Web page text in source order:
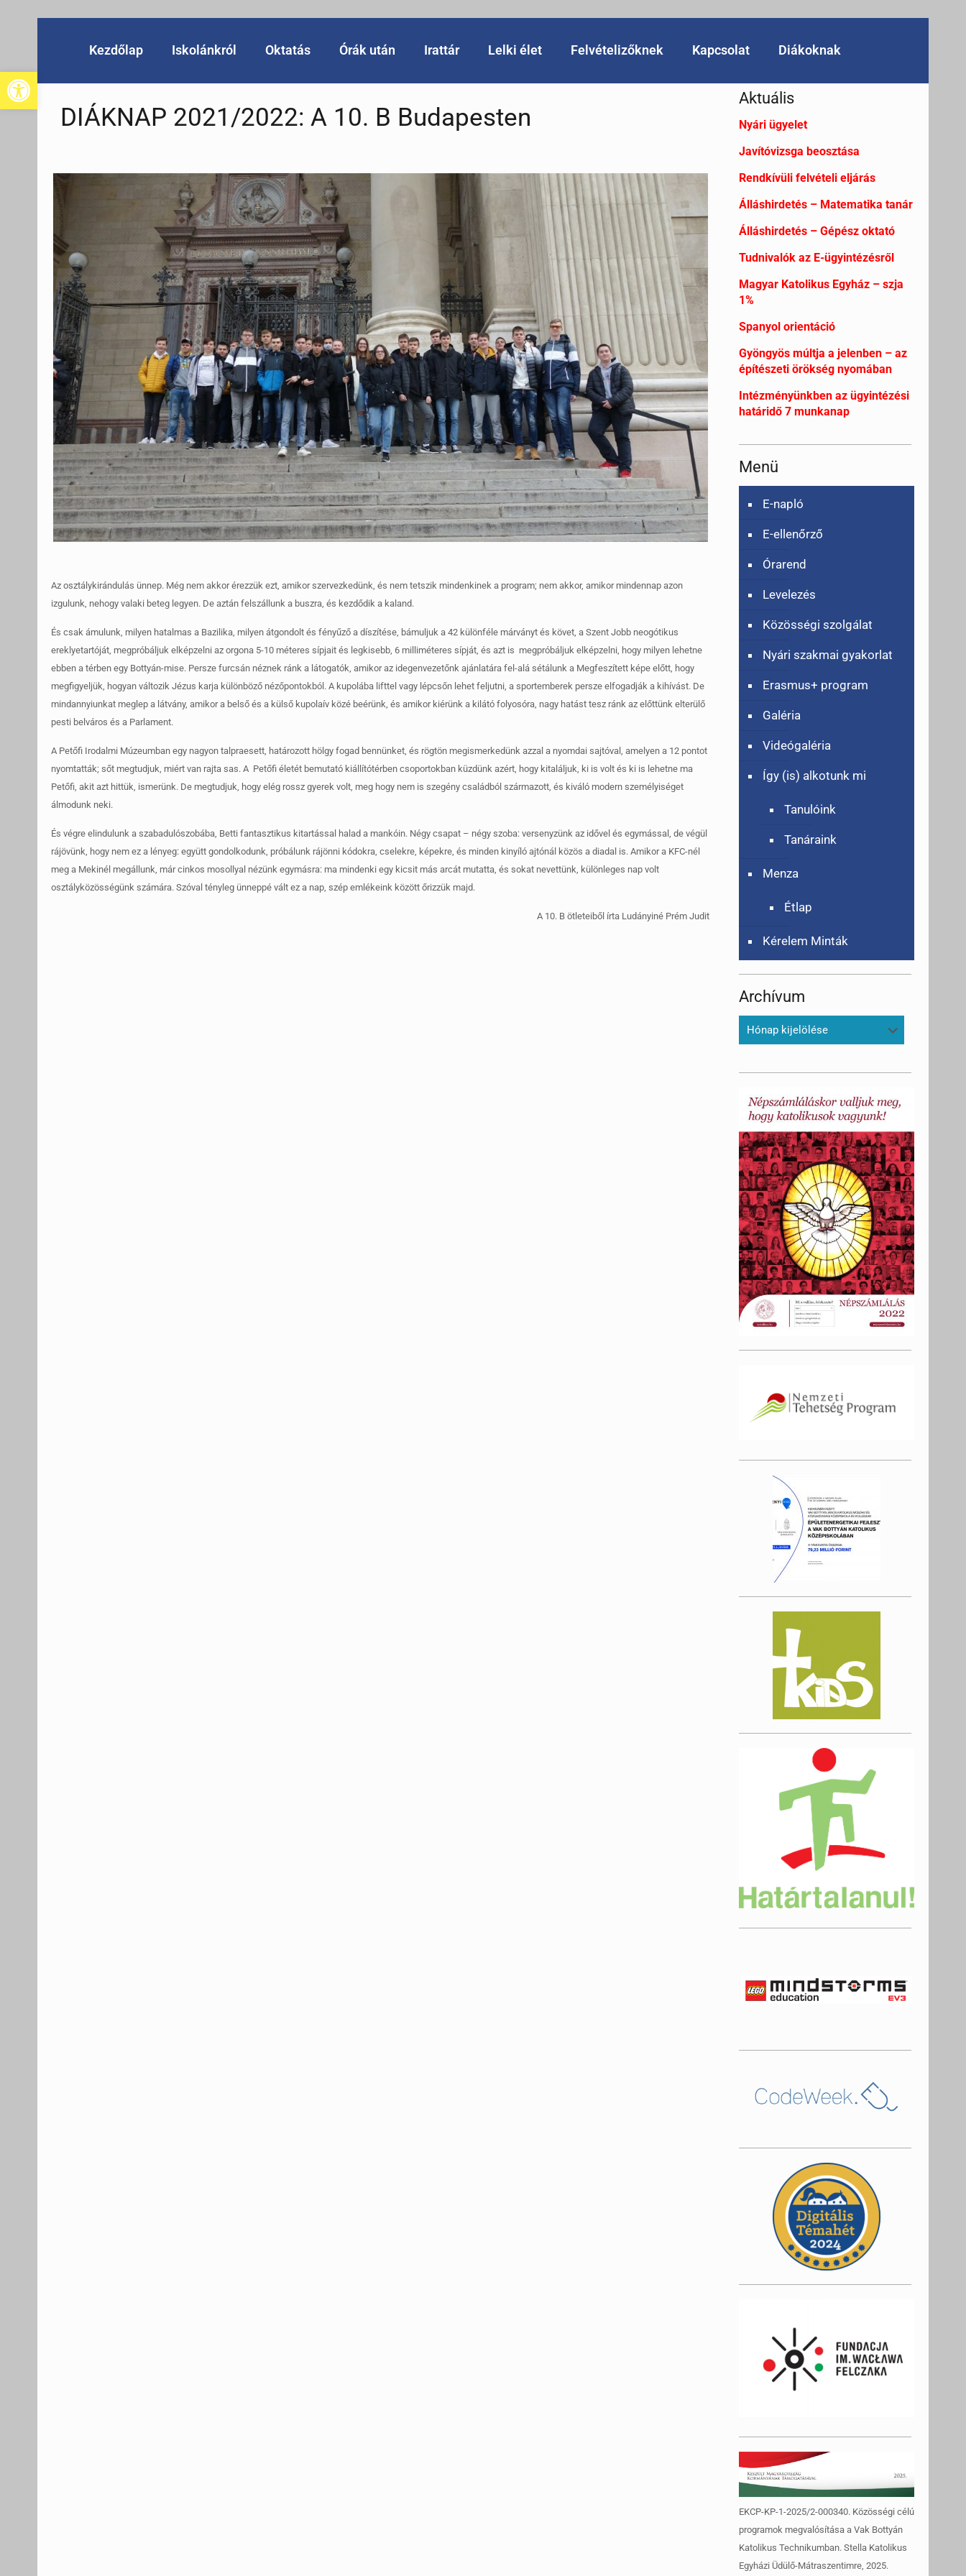
Eszköztár megnyitása
Kezdőlap Iskolánkról Oktatás Órák után Irattár Lelki élet Felvételizőknek Kapcsolat Diákoknak
DIÁKNAP 2021/2022: A 10. B Budapesten
Az osztálykirándulás ünnep. Még nem akkor érezzük ezt, amikor szervezkedünk, és nem tetszik mindenkinek a program; nem akkor, amikor mindennap azon
izgulunk, nehogy valaki beteg legyen. De aztán felszállunk a buszra, és kezdődik a kaland.
És csak ámulunk, milyen hatalmas a Bazilika, milyen átgondolt és fényűző a díszítése, bámuljuk a 42 különféle márványt és követ, a Szent Jobb neogótikus
ereklyetartóját, megpróbáljuk elképzelni az orgona 5-10 méteres sípjait és legkisebb, 6 milliméteres sípját, és azt is megpróbáljuk elképzelni, hogy milyen lehetne
ebben a térben egy Bottyán-mise. Persze furcsán néznek ránk a látogatók, amikor az idegenvezetőnk ajánlatára fel-alá sétálunk a Megfeszített képe előtt, hogy
megfigyeljük, hogyan változik Jézus karja különböző nézőpontokból. A kupolába lifttel vagy lépcsőn lehet feljutni, a sportemberek persze elfogadják a kihívást. De
mindannyiunkat meglep a látvány, amikor a belső és a külső kupolaív közé beérünk, és amikor kiérünk a kilátó folyosóra, nagy hatást tesz ránk az előttünk elterülő
pesti belváros és a Parlament.
A Petőfi Irodalmi Múzeumban egy nagyon talpraesett, határozott hölgy fogad bennünket, és rögtön megismerkedünk azzal a nyomdai sajtóval, amelyen a 12 pontot
nyomtatták; sőt megtudjuk, miért van rajta sas. A Petőfi életét bemutató kiállítótérben csoportokban küzdünk azért, hogy kitaláljuk, ki is volt és ki is lehetne ma
Petőfi, akit azt hittük, ismerünk. De megtudjuk, hogy elég rossz gyerek volt, meg hogy nem is szegény családból származott, és kiváló modern személyiséget
álmodunk neki.
És végre elindulunk a szabadulószobába, Betti fantasztikus kitartással halad a mankóin. Négy csapat – négy szoba: versenyzünk az idővel és egymással, de végül
rájövünk, hogy nem ez a lényeg: együtt gondolkodunk, próbálunk rájönni kódokra, cselekre, képekre, és minden kinyíló ajtónál közös a diadal is. Amikor a KFC-nél
meg a Mekinél megállunk, már cinkos mosollyal nézünk egymásra: ma mindenki egy kicsit más arcát mutatta, és sokat nevettünk, különleges nap volt
osztályközösségünk számára. Szóval tényleg ünneppé vált ez a nap, szép emlékeink között őrizzük majd.
A 10. B ötleteiből írta Ludányiné Prém Judit
Aktuális
Nyári ügyelet
Javítóvizsga beosztása
Rendkívüli felvételi eljárás
Álláshirdetés – Matematika tanár
Álláshirdetés – Gépész oktató
Tudnivalók az E-ügyintézésről
Magyar Katolikus Egyház – szja
1%
Spanyol orientáció
Gyöngyös múltja a jelenben – az
építészeti örökség nyomában
Intézményünkben az ügyintézési
határidő 7 munkanap
Menü
E-napló
E-ellenőrző
Órarend
Levelezés
Közösségi szolgálat
Nyári szakmai gyakorlat
Erasmus+ program
Galéria
Videógaléria
Így (is) alkotunk mi
Tanulóink
Tanáraink
Menza
Étlap
Kérelem Minták
Archívum
Archívum
EKCP-KP-1-2025/2-000340. Közösségi célú
programok megvalósítása a Vak Bottyán
Katolikus Technikumban. Stella Katolikus
Egyházi Üdülő-Mátraszentimre, 2025.